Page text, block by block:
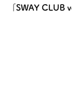
｢SWAY CLUB